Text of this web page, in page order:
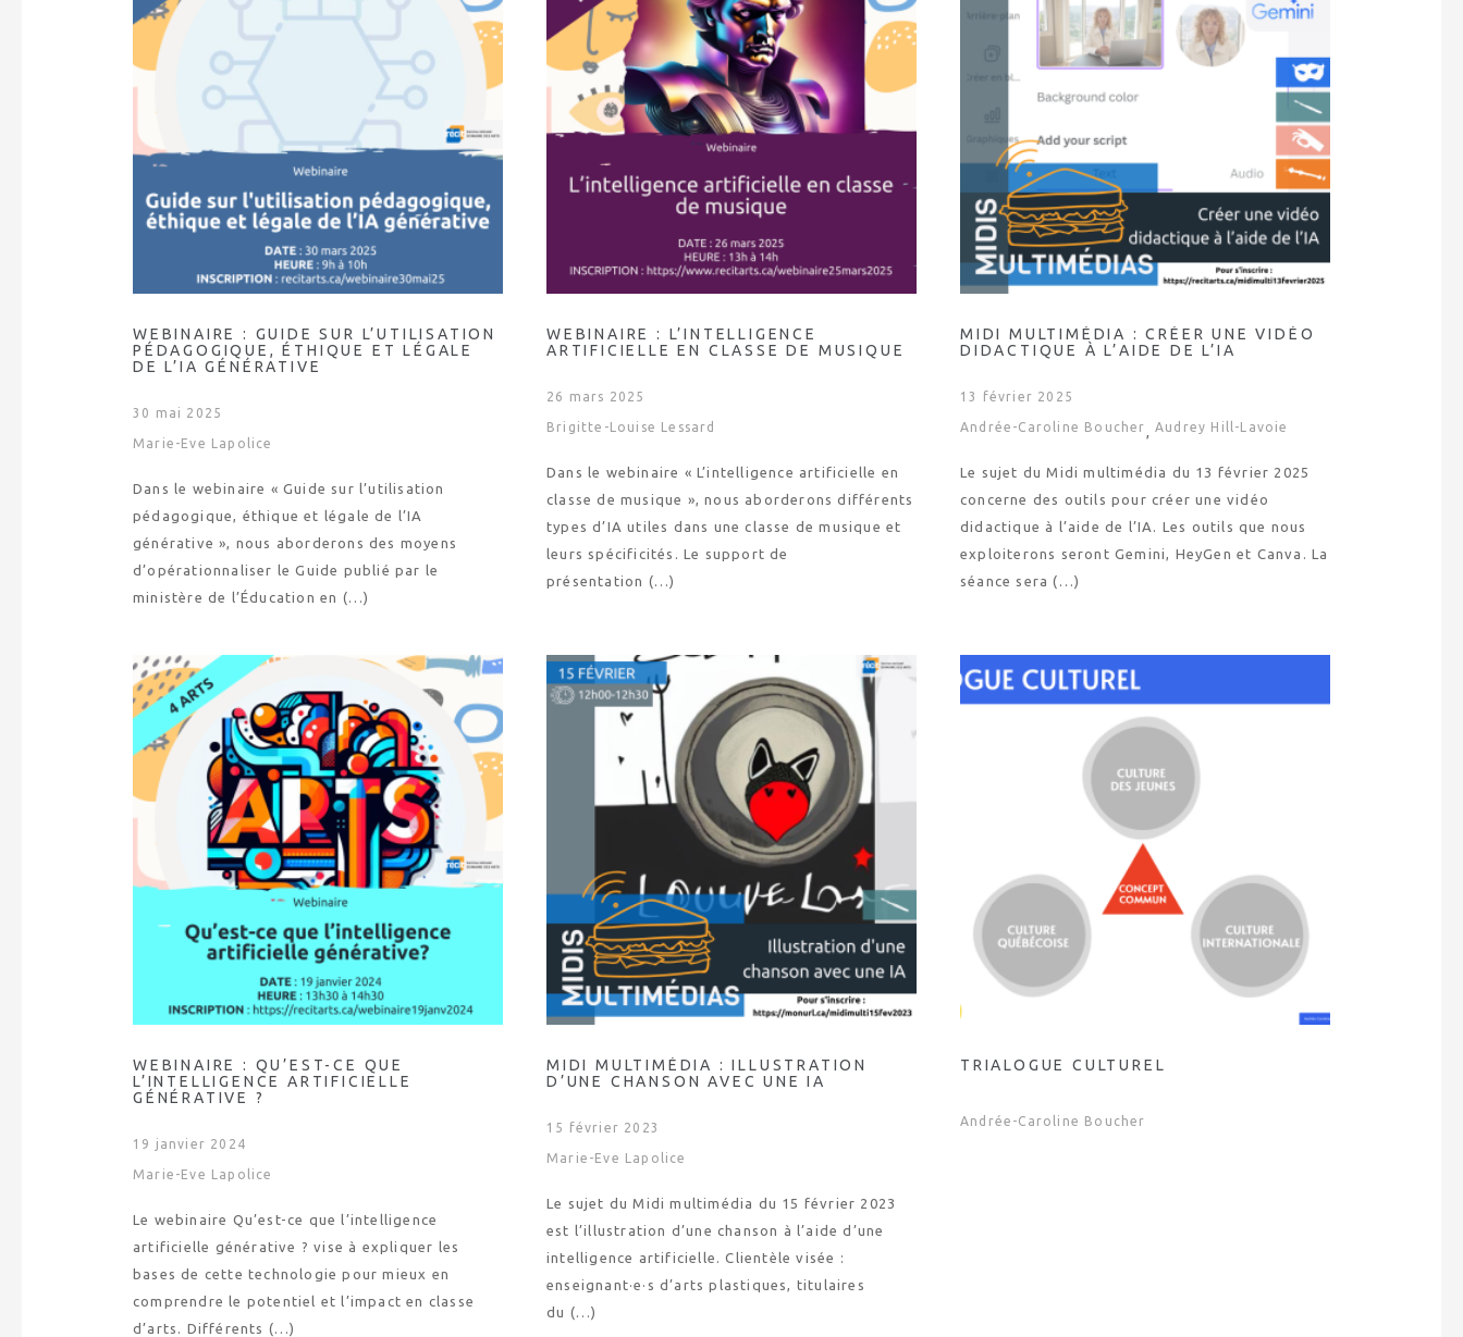
WEBINAIRE : GUIDE SUR L’UTILISATION
PÉDAGOGIQUE, ÉTHIQUE ET LÉGALE
DE L’IA GÉNÉRATIVE
30 mai 2025
Marie-Eve Lapolice
Dans le webinaire « Guide sur l’utilisation
pédagogique, éthique et légale de l’IA
générative », nous aborderons des moyens
d’opérationnaliser le Guide publié par le
ministère de l’Éducation en (…)
WEBINAIRE : L’INTELLIGENCE
ARTIFICIELLE EN CLASSE DE MUSIQUE
26 mars 2025
Brigitte-Louise Lessard
Dans le webinaire « L’intelligence artificielle en
classe de musique », nous aborderons différents
types d’IA utiles dans une classe de musique et
leurs spécificités. Le support de
présentation (…)
MIDI MULTIMÉDIA : CRÉER UNE VIDÉO
DIDACTIQUE À L’AIDE DE L’IA
13 février 2025
Andrée-Caroline Boucher,Audrey Hill-Lavoie
Le sujet du Midi multimédia du 13 février 2025
concerne des outils pour créer une vidéo
didactique à l’aide de l’IA. Les outils que nous
exploiterons seront Gemini, HeyGen et Canva. La
séance sera (…)
WEBINAIRE : QU’EST-CE QUE
L’INTELLIGENCE ARTIFICIELLE
GÉNÉRATIVE ?
19 janvier 2024
Marie-Eve Lapolice
Le webinaire Qu’est-ce que l’intelligence
artificielle générative ? vise à expliquer les
bases de cette technologie pour mieux en
comprendre le potentiel et l’impact en classe
d’arts. Différents (…)
MIDI MULTIMÉDIA : ILLUSTRATION
D’UNE CHANSON AVEC UNE IA
15 février 2023
Marie-Eve Lapolice
Le sujet du Midi multimédia du 15 février 2023
est l’illustration d’une chanson à l’aide d’une
intelligence artificielle. Clientèle visée :
enseignant·e·s d’arts plastiques, titulaires
du (…)
TRIALOGUE CULTUREL
Andrée-Caroline Boucher